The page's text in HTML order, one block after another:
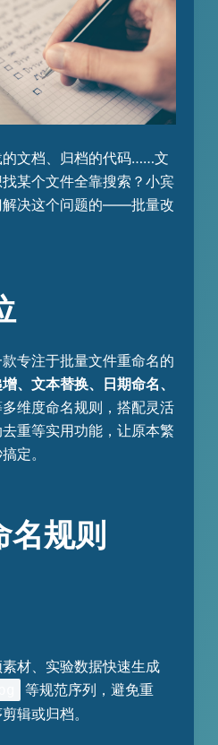
文档、归档的代码……文
某个文件全靠搜索？小宾
解决这个问题的——批量改
专注于批量文件重命名的
、文本替换、日期命名、
维度命名规则，搭配灵活
重等实用功能，让原本繁
定。
名规则
材、实验数据快速生成
等规范序列，避免重
辑或归档。